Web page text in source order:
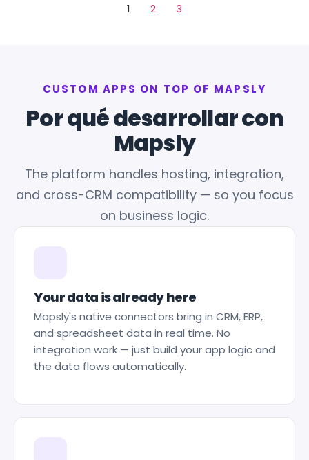
1 2 3
CUSTOM APPS ON TOP OF MAPSLY
Por qué desarrollar con
Mapsly
The platform handles hosting, integration,
and cross-CRM compatibility — so you focus
on business logic.
Your data is already here
Mapsly's native connectors bring in CRM, ERP,
and spreadsheet data in real time. No
integration work — just build your app logic and
the data flows automatically.